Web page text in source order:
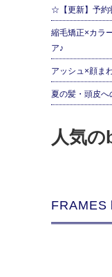
☆【更新】予
縮毛矯正×カラ
ア♪
アッシュ×顔ま
夏の髪・頭皮へ
人気
FRAMES